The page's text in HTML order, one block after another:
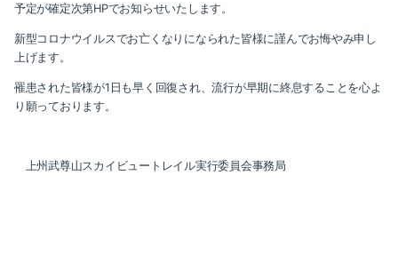
予定が確定次第HPでお知らせいたします。
新型コロナウイルスでお亡くなりになられた皆様に謹んでお悔やみ申し
上げます。
罹患された皆様が1日も早く回復され、流行が早期に終息することを心よ
り願っております。
上州武尊山スカイビュートレイル実行委員会事務局